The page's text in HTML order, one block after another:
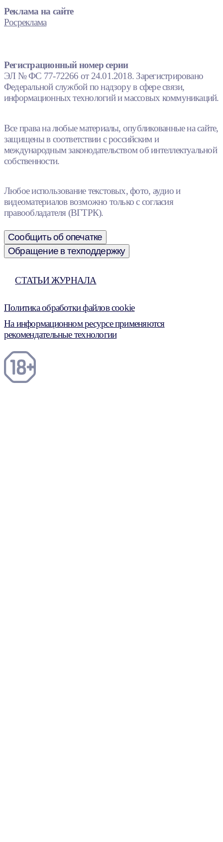
Реклама на сайте
Росреклама
Регистрационный номер серии
ЭЛ № ФС 77-72266 от 24.01.2018. Зарегистрировано
Федеральной службой по надзору в сфере связи,
информационных технологий и массовых коммуникаций.
Все права на любые материалы, опубликованные на сайте,
защищены в соответствии с российским и
международным законодательством об интеллектуальной
собственности.
Любое использование текстовых, фото, аудио и
видеоматериалов возможно только с согласия
правообладателя (ВГТРК).
Сообщить об опечатке
Обращение в техподдержку
СТАТЬИ ЖУРНАЛА
Политика обработки файлов cookie
На информационном ресурсе применяются
рекомендательные технологии